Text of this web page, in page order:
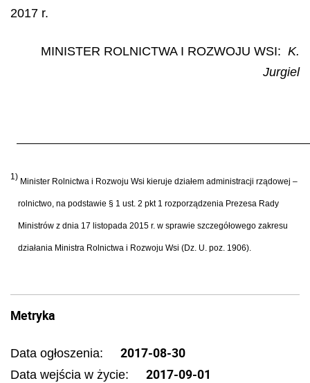
2017 r.
MINISTER ROLNICTWA I ROZWOJU WSI: K.
Jurgiel
1) Minister Rolnictwa i Rozwoju Wsi kieruje działem administracji rządowej –
rolnictwo, na podstawie § 1 ust. 2 pkt 1 rozporządzenia Prezesa Rady
Ministrów z dnia 17 listopada 2015 r. w sprawie szczegółowego zakresu
działania Ministra Rolnictwa i Rozwoju Wsi (Dz. U. poz. 1906).
Metryka
Data ogłoszenia: 2017-08-30
Data wejścia w życie: 2017-09-01